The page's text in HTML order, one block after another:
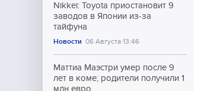
Nikkei: Toyota приостановит 9
заводов в Японии из-за
тайфуна
Новости 06 Августа 13:46
Маттиа Маэстри умер после 9
лет в коме; родители получили 1
млн евро